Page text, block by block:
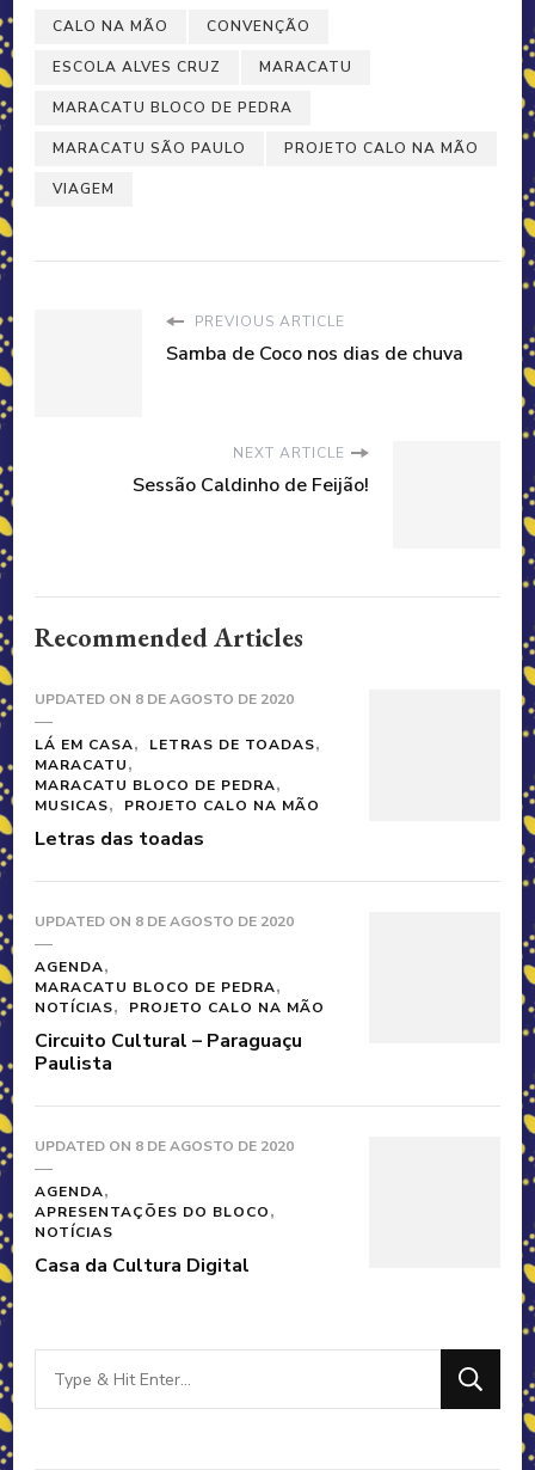
CALO NA MÃO CONVENÇÃO
ESCOLA ALVES CRUZ MARACATU
MARACATU BLOCO DE PEDRA
MARACATU SÃO PAULO PROJETO CALO NA MÃO
VIAGEM
PREVIOUS ARTICLE
Samba de Coco nos dias de chuva
NEXT ARTICLE
Sessão Caldinho de Feijão!
Recommended Articles
UPDATED ON 8 DE AGOSTO DE 2020
LÁ EM CASA
LETRAS DE TOADAS
MARACATU
MARACATU BLOCO DE PEDRA
MUSICAS
PROJETO CALO NA MÃO
Letras das toadas
UPDATED ON 8 DE AGOSTO DE 2020
AGENDA
MARACATU BLOCO DE PEDRA
NOTÍCIAS
PROJETO CALO NA MÃO
Circuito Cultural – Paraguaçu
Paulista
UPDATED ON 8 DE AGOSTO DE 2020
AGENDA
APRESENTAÇÕES DO BLOCO
NOTÍCIAS
Casa da Cultura Digital
Looking
for